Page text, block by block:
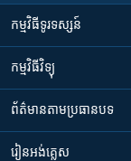
កម្មវិធី​ទូរទស្សន៍
កម្មវិធី​វិទ្យុ
ព័ត៌មាន​តាមប្រធានបទ​
រៀន​​អង់គ្លេស